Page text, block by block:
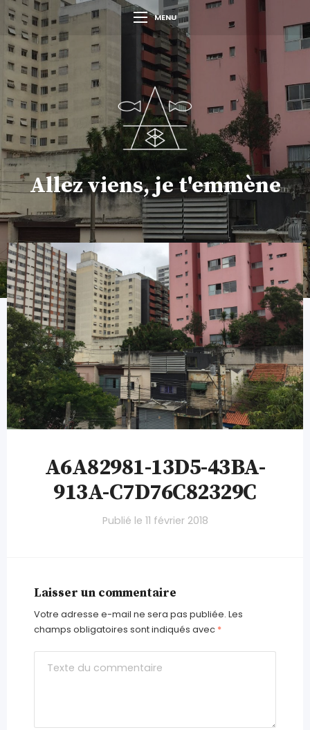
MENU
Allez viens, je t'emmène
A6A82981-13D5-43BA-
913A-C7D76C82329C
Publié le 11 février 2018
Laisser un commentaire
Votre adresse e-mail ne sera pas publiée. Les
champs obligatoires sont indiqués avec *